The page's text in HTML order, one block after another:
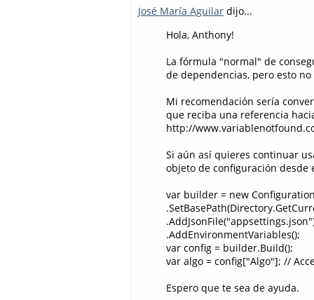
José María Aguilar dijo...
Hola, Anthony!
La fórmula "normal" de
de dependencias, pero esto
Mi recomendación sería
que reciba una referencia
http://
Si aún así quieres continuar
objeto de configuración desde
var builder = new
.AddEnvironmentVariables();
var config = builder.Build();
var algo = config["Algo"]; //
Espero que te sea de ayuda.